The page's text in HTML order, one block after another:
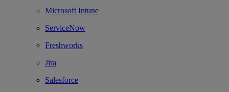
Microsoft Intune
ServiceNow
Freshworks
Jira
Salesforce